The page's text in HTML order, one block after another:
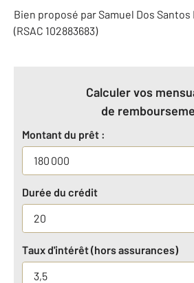
Bien proposé parSamuel Dos Santos
(RSAC 102883683)
Calculer vos
de
Montant du prêt :
Durée du crédit
Taux d'intérêt (hors assurances)